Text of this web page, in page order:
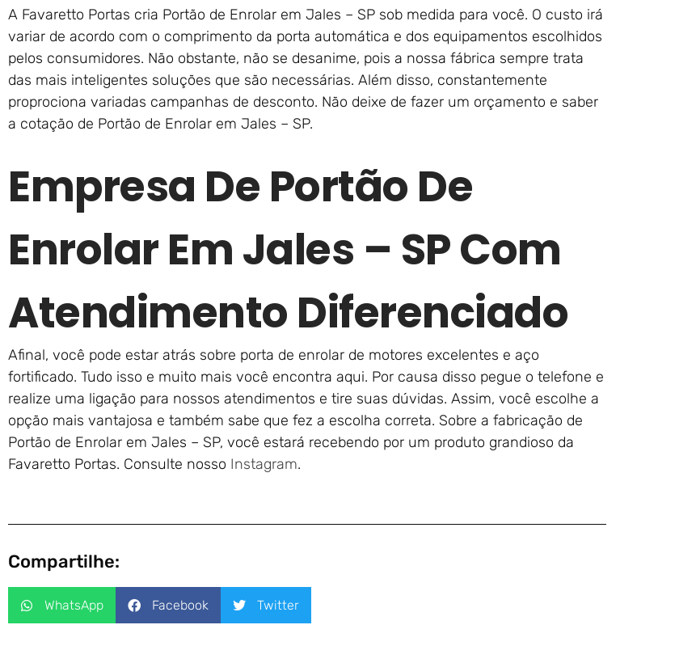
A Favaretto Portas cria Portão de Enrolar em Jales – SP sob medida para você. O custo irá
variar de acordo com o comprimento da porta automática e dos equipamentos escolhidos
pelos consumidores. Não obstante, não se desanime, pois a nossa fábrica sempre trata
das mais inteligentes soluções que são necessárias. Além disso, constantemente
proprociona variadas campanhas de desconto. Não deixe de fazer um orçamento e saber
a cotação de Portão de Enrolar em Jales – SP.
Empresa De Portão De
Enrolar Em Jales – SP Com
Atendimento Diferenciado
Afinal, você pode estar atrás sobre porta de enrolar de motores excelentes e aço
fortificado. Tudo isso e muito mais você encontra aqui. Por causa disso pegue o telefone e
realize uma ligação para nossos atendimentos e tire suas dúvidas. Assim, você escolhe a
opção mais vantajosa e também sabe que fez a escolha correta. Sobre a fabricação de
Portão de Enrolar em Jales – SP, você estará recebendo por um produto grandioso da
Favaretto Portas. Consulte nosso Instagram.
Compartilhe:
WhatsApp Facebook Twitter